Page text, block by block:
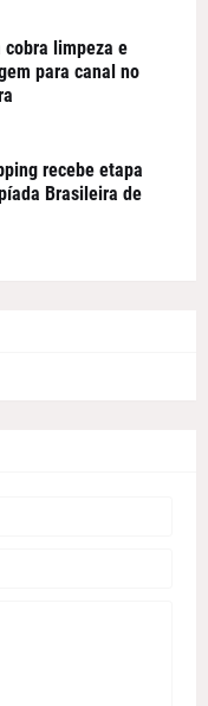
cobra limpeza e
para canal no
recebe etapa
Brasileira de